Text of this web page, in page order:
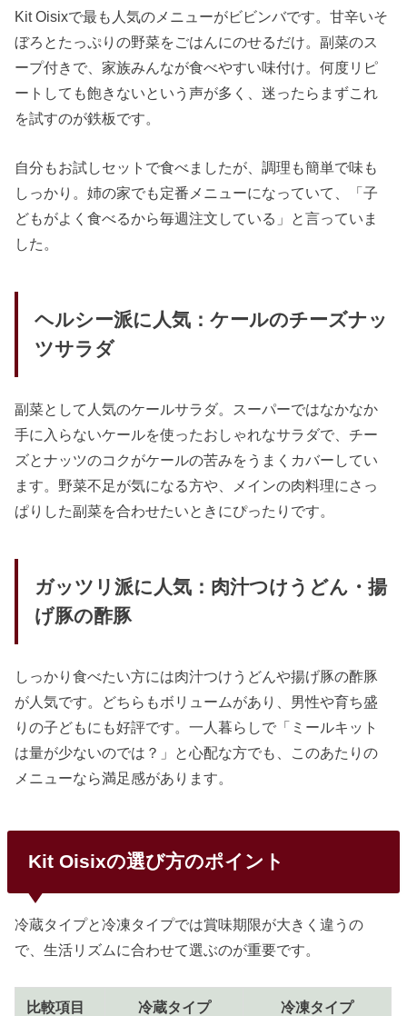
Kit Oisixで最も人気のメニューがビビンバです。甘辛いそ
ぼろとたっぷりの野菜をごはんにのせるだけ。副菜のス
ープ付きで、家族みんなが食べやすい味付け。何度リピ
ートしても飽きないという声が多く、迷ったらまずこれ
を試すのが鉄板です。
自分もお試しセットで食べましたが、調理も簡単で味も
しっかり。姉の家でも定番メニューになっていて、「子
どもがよく食べるから毎週注文している」と言っていま
した。
ヘルシー派に人気：ケールのチーズナッ
ツサラダ
副菜として人気のケールサラダ。スーパーではなかなか
手に入らないケールを使ったおしゃれなサラダで、チー
ズとナッツのコクがケールの苦みをうまくカバーしてい
ます。野菜不足が気になる方や、メインの肉料理にさっ
ぱりした副菜を合わせたいときにぴったりです。
ガッツリ派に人気：肉汁つけうどん・揚
げ豚の酢豚
しっかり食べたい方には肉汁つけうどんや揚げ豚の酢豚
が人気です。どちらもボリュームがあり、男性や育ち盛
りの子どもにも好評です。一人暮らしで「ミールキット
は量が少ないのでは？」と心配な方でも、このあたりの
メニューなら満足感があります。
Kit Oisixの選び方のポイント
冷蔵タイプと冷凍タイプでは賞味期限が大きく違うの
で、生活リズムに合わせて選ぶのが重要です。
比較項目 冷蔵タイプ 冷凍タイプ